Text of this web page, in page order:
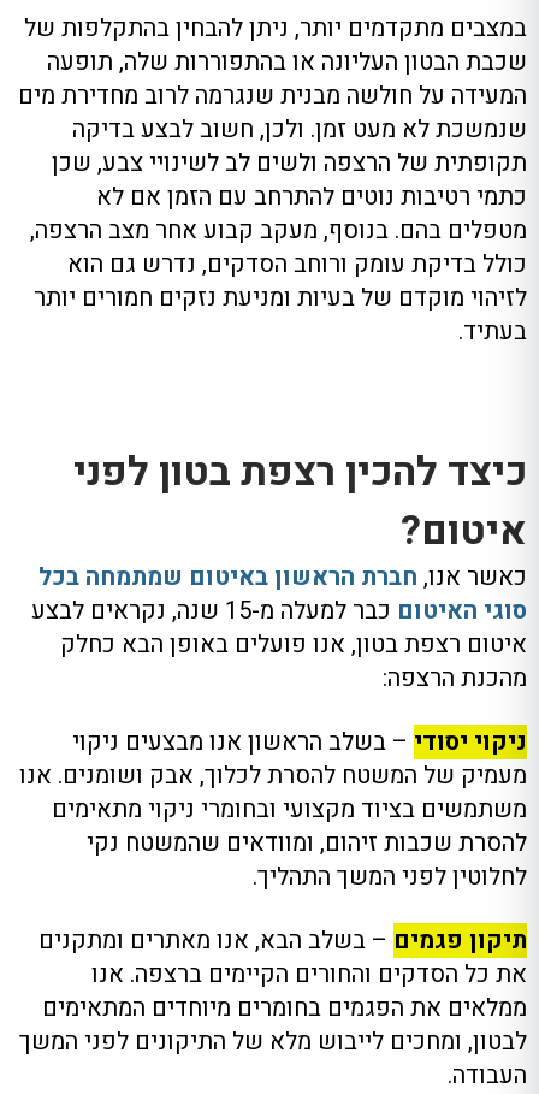
במצבים מתקדמים יותר, ניתן להבחין בהתקלפות של
שכבת הבטון העליונה או בהתפוררות שלה, תופעה
המעידה על חולשה מבנית שנגרמה לרוב מחדירת מים
שנמשכת לא מעט זמן. ולכן, חשוב לבצע בדיקה
תקופתית של הרצפה ולשים לב לשינויי צבע, שכן
כתמי רטיבות נוטים להתרחב עם הזמן אם לא
מטפלים בהם. בנוסף, מעקב קבוע אחר מצב הרצפה,
כולל בדיקת עומק ורוחב הסדקים, נדרש גם הוא
לזיהוי מוקדם של בעיות ומניעת נזקים חמורים יותר
בעתיד.
כיצד להכין רצפת בטון לפני
איטום?
כאשר אנו, חברת הראשון באיטום שמתמחה בכל
סוגי האיטום
כבר למעלה מ-15 שנה, נקראים לבצע
איטום רצפת בטון, אנו פועלים באופן הבא כחלק
מהכנת הרצפה:
ניקוי יסודי – בשלב הראשון אנו מבצעים ניקוי
מעמיק של המשטח להסרת לכלוך, אבק ושומנים. אנו
משתמשים בציוד מקצועי ובחומרי ניקוי מתאימים
להסרת שכבות זיהום, ומוודאים שהמשטח נקי
לחלוטין לפני המשך התהליך.
תיקון פגמים – בשלב הבא, אנו מאתרים ומתקנים
את כל הסדקים והחורים הקיימים ברצפה. אנו
ממלאים את הפגמים בחומרים מיוחדים המתאימים
לבטון, ומחכים לייבוש מלא של התיקונים לפני המשך
העבודה.